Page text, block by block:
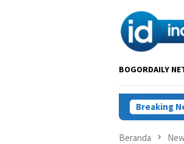
BOGORDAILY
Breaking
Negara, Perkuat Penyaluran Kredit
Beranda